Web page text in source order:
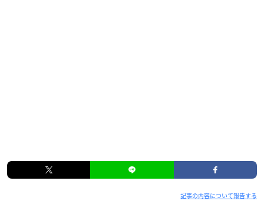
記事の内容について報告する